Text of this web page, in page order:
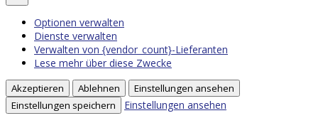
Optionen verwalten
Dienste verwalten
Verwalten von {vendor_count}-Lieferanten
Lese mehr über diese Zwecke
Akzeptieren Ablehnen
Einstellungen ansehen
Einstellungen speichern
Einstellungen ansehen